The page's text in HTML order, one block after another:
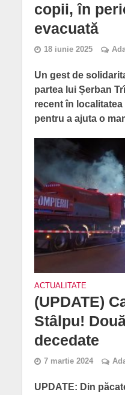
copii, în
evacuată
18 iunie 2025
Un gest de
partea lui Șerban
recent în
pentru a ajuta o
ACTUALITATE
(UPDATE)
Stâlpu!
decedate
7 martie 2024
UPDATE: Din